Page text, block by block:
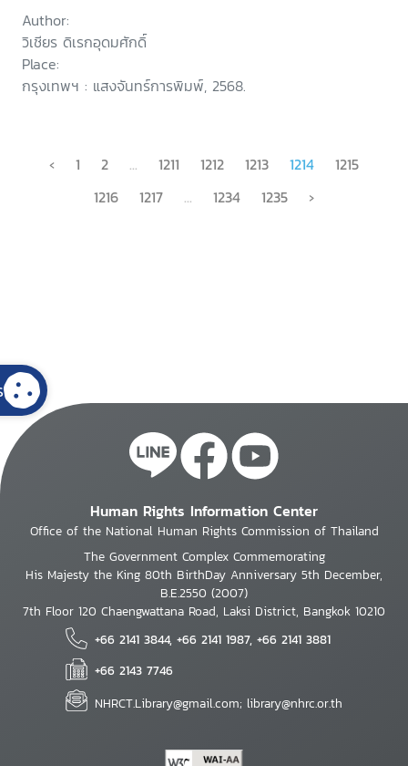
Author:
วิเชียร ดิเรกอุดมศักดิ์
Place:
กรุงเทพฯ : แสงจันทร์การพิมพ์, 2568.
‹ 1 2 ... 1211 1212 1213 1214
1215
1216
1217 ... 1234 1235 ›
Human Rights Information Center
Office of the National Human Rights Commission of Thailand
The Government Complex Commemorating
His Majesty the King 80th BirthDay Anniversary 5th December,
B.E.2550 (2007)
7th Floor 120 Chaengwattana Road, Laksi District, Bangkok 10210
+66 2141 3844, +66 2141 1987, +66 2141 3881
+66 2143 7746
NHRCT.Library@gmail.com; library@nhrc.or.th